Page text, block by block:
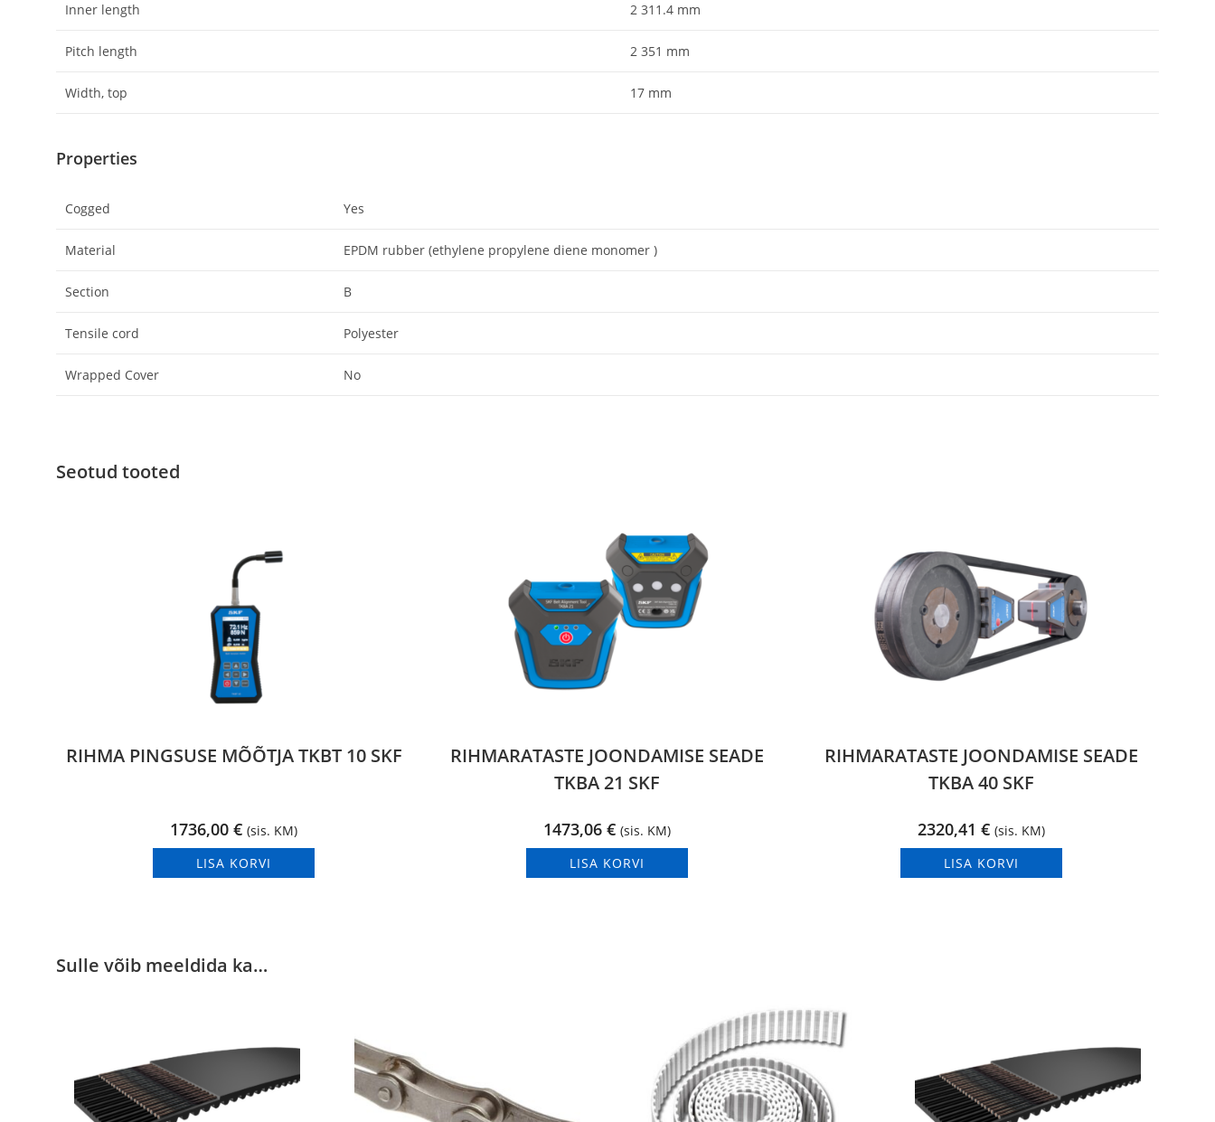
Inner length 2 311.4 mm
Pitch length 2 351 mm
Width, top 17 mm
Properties
Cogged Yes
Material EPDM rubber (ethylene propylene diene monomer )
Section B
Tensile cord Polyester
Wrapped Cover No
Seotud tooted
RIHMA PINGSUSE MÕÕTJA TKBT 10 SKF
1736,00€ (sis. KM)
LISA KORVI
RIHMARATASTE JOONDAMISE SEADE
TKBA 21 SKF
1473,06€ (sis. KM)
LISA KORVI
RIHMARATASTE JOONDAMISE SEADE
TKBA 40 SKF
2320,41 € (sis. KM)
LISA KORVI
Sulle võib meeldida ka…